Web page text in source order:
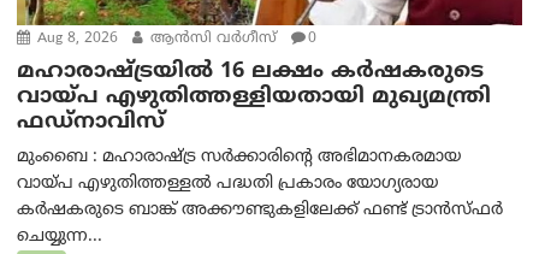
Aug 8, 2026 ആന്‍സി വര്‍ഗീസ് 0
മഹാരാഷ്ട്രയിൽ 16 ലക്ഷം കർഷകരുടെ
വായ്പ എഴുതിത്തള്ളിയതായി മുഖ്യമന്ത്രി
ഫഡ്‌നാവിസ്
മുംബൈ : മഹാരാഷ്ട്ര സർക്കാരിന്റെ അഭിമാനകരമായ
വായ്പ എഴുതിത്തള്ളൽ പദ്ധതി പ്രകാരം യോഗ്യരായ
കർഷകരുടെ ബാങ്ക് അക്കൗണ്ടുകളിലേക്ക് ഫണ്ട് ട്രാൻസ്ഫർ
ചെയ്യുന്ന...